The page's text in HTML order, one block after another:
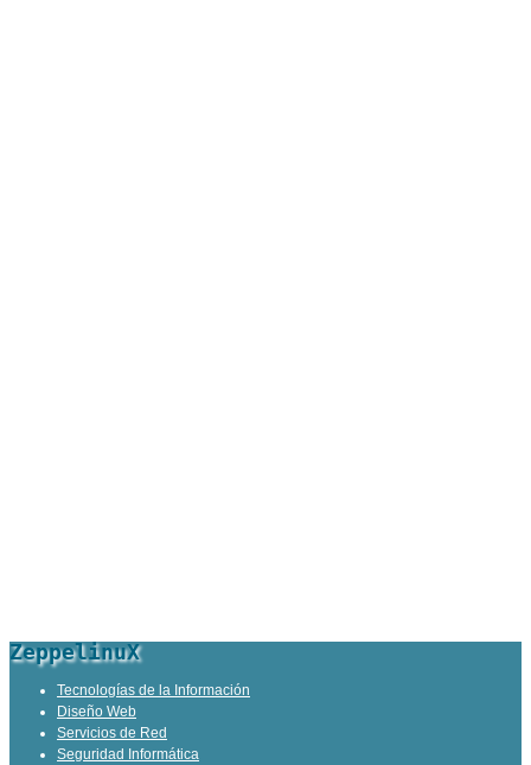
ZeppelinuX
Tecnologías de la Información
Diseño Web
Servicios de Red
Seguridad Informática